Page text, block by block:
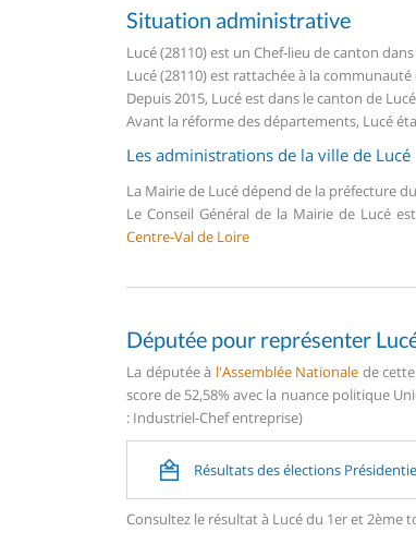
Situation administrative
Lucé (28110) est un Chef-lieu de canton
Lucé (28110) est rattachée à la
Depuis 2015, Lucé est dans le canton de
Avant la réforme des départements, Lucé
Les administrations de la ville de Lucé
La Mairie de Lucé dépend de la préfecture
Le Conseil Général de la Mairie de Lucé
Centre-Val de Loire
Députée pour représenter
La députée à l'Assemblée Nationale de
score de 52,58% avec la nuance politique
: Industriel-Chef entreprise)
Résultats des élections
Consultez le résultat à Lucé du 1er et 2ème